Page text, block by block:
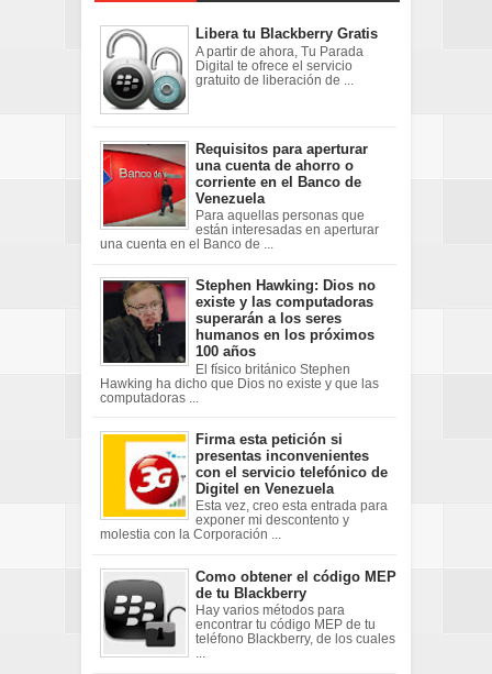
Libera tu Blackberry Gratis
A partir de ahora, Tu Parada
Digital te ofrece el servicio
gratuito de liberación de ...
Requisitos para aperturar
una cuenta de ahorro o
corriente en el Banco de
Venezuela
Para aquellas personas que
están interesadas en aperturar
una cuenta en el Banco de ...
Stephen Hawking: Dios no
existe y las computadoras
superarán a los seres
humanos en los próximos
100 años
El físico británico Stephen
Hawking ha dicho que Dios no existe y que las
computadoras ...
Firma esta petición si
presentas inconvenientes
con el servicio telefónico de
Digitel en Venezuela
Esta vez, creo esta entrada para
exponer mi descontento y
molestia con la Corporación ...
Como obtener el código MEP
de tu Blackberry
Hay varios métodos para
encontrar tu código MEP de tu
teléfono Blackberry, de los cuales